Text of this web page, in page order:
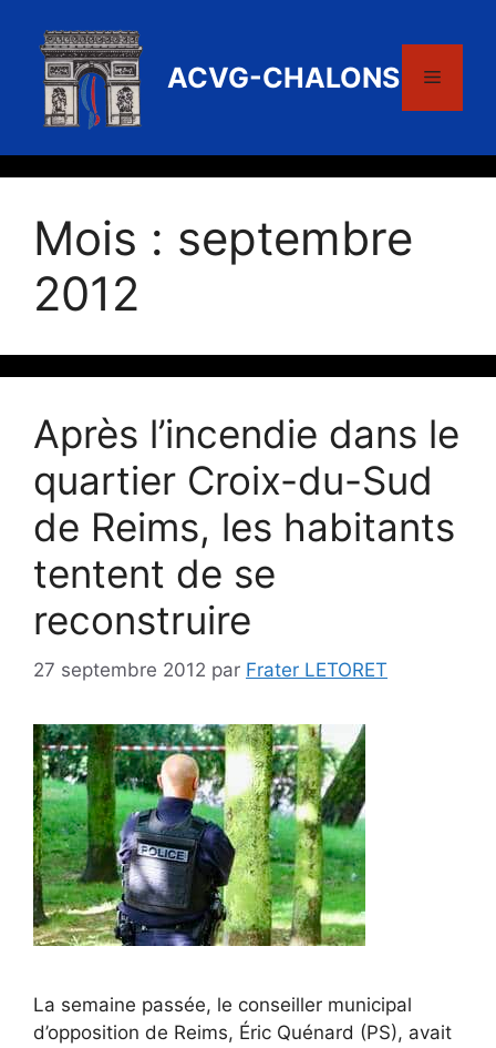
contenu
ACVG-CHALONS Menu
Mois : septembre
2012
Après l’incendie dans le
quartier Croix-du-Sud
de Reims, les habitants
tentent de se
reconstruire
27 septembre 2012 par Frater LETORET
La semaine passée, le conseiller municipal
d’opposition de Reims, Éric Quénard (PS), avait